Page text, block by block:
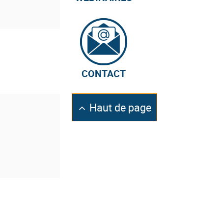
CONTACT
Retourner
en
Haut de page